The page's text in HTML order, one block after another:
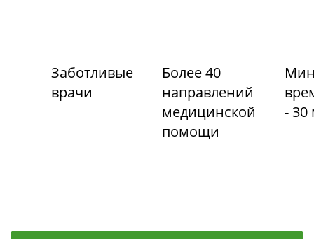
Заботливые
врачи
Более 40
направлений
медицинской
помощи
- 30